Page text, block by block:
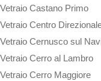
Vetraio Castano Primo
Vetraio Centro
Vetraio Cernusco sul
Vetraio Cerro al Lambro
Vetraio Cerro Maggiore